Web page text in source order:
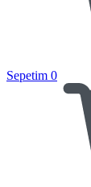
Sepetim 0